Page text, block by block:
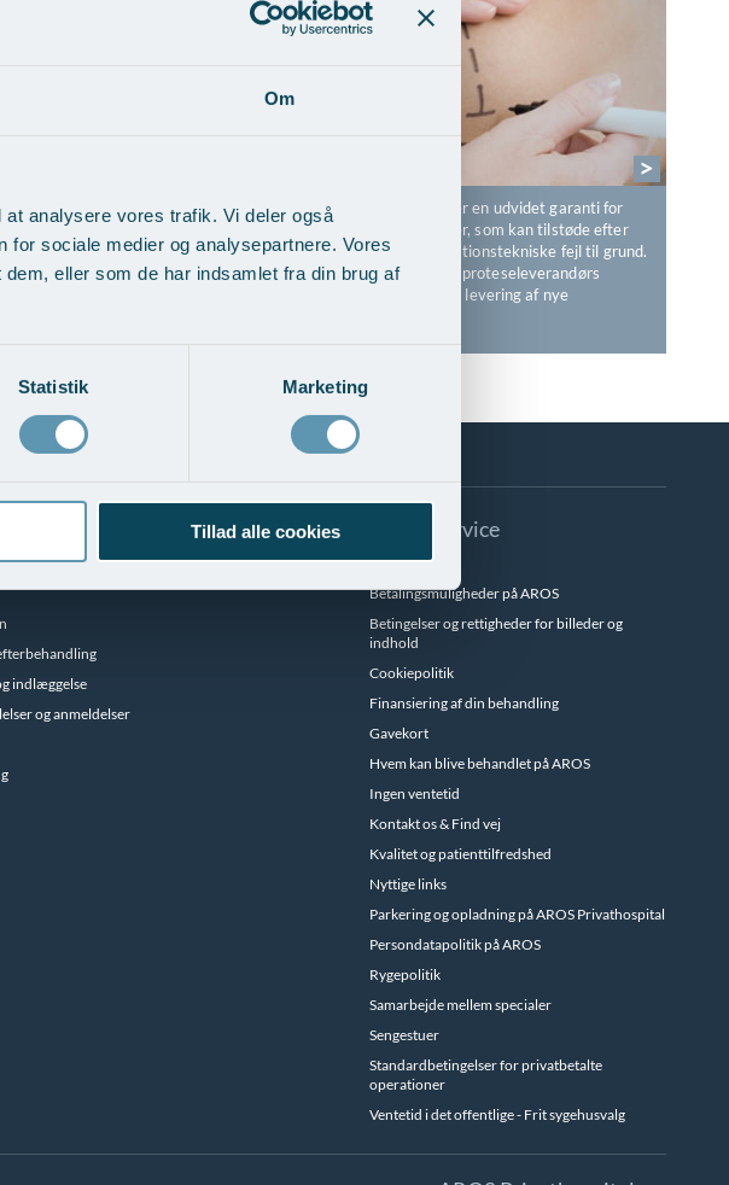
Om
analysere vores trafik. Vi deler også
sociale medier og analysepartnere. Vores
eller som de har indsamlet fra din brug af
Statistik Marketing
Tillad alle cookies
>
Plastikkirurgisk Center AROS tilbyder en udvidet garanti for
gratis operationer ved komplikationer, som kan tilstøde efter
operationen uden, at der ligger operationstekniske fejl til grund.
Denne garanti rækker ud over vores proteseleverandørs
garanti, som omfatter livslang, gratis levering af nye
af Eurosilicone® implantater
indlæggelse
og anmeldelser
Info & Service
Besøgstider
Betalingsmuligheder på AROS
Betingelser og rettigheder for billeder og
indhold
Cookiepolitik
Finansiering af din behandling
Gavekort
Hvem kan blive behandlet på AROS
Ingen ventetid
Kontakt os & Find vej
Kvalitet og patienttilfredshed
Nyttige links
Parkering og opladning på AROS Privathospital
Persondatapolitik på AROS
Rygepolitik
Samarbejde mellem specialer
Sengestuer
Standardbetingelser for privatbetalte
operationer
Ventetid i det offentlige - Frit sygehusvalg